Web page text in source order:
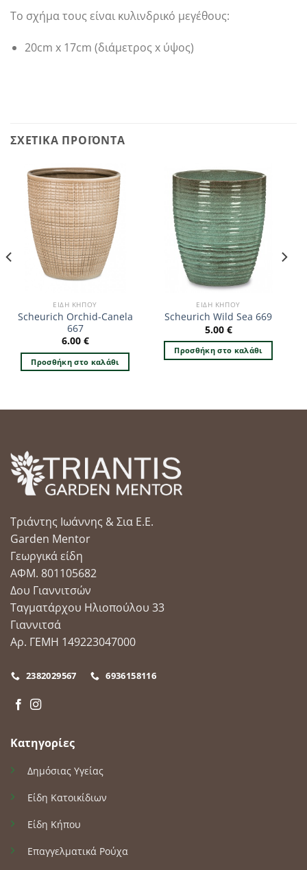
Το σχήμα τους είναι κυλινδρικό μεγέθους:
20cm x 17cm (διάμετρος x ύψος)
ΣΧΕΤΙΚΆ ΠΡΟΪΌΝΤΑ
ΕΊΔΗ ΚΉΠΟΥ
Scheurich Orchid-Canela
667
6.00 €
Προσθήκη στο καλάθι
ΕΊΔΗ ΚΉΠΟΥ
Scheurich Wild Sea 669
5.00 €
Προσθήκη στο καλάθι
Τριάντης Ιωάννης & Σια Ε.Ε.
Garden Mentor
Γεωργικά είδη
ΑΦΜ. 801105682
Δου Γιαννιτσών
Ταγματάρχου Ηλιοπούλου 33
Γιαννιτσά
Αρ. ΓΕΜΗ 149223047000
2382029567 6936158116
Κατηγορίες
Δημόσιας Υγείας
Είδη Κατοικίδιων
Είδη Κήπου
Επαγγελματικά Ρούχα